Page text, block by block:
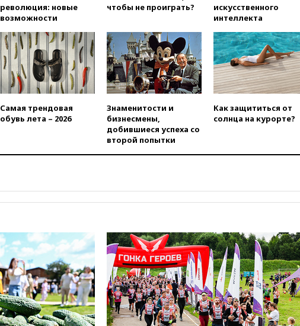
доходы российского бюджета
вчера, 22:15 Аксаков: ЦБ
согласовал первый стандарт
исламского банкинга
вчера, 21:43Организаторы
«Интервидения»
подтвердили, что конкурс
пройдет в Саудовской Аравии
вчера, 21:35 Машков: в РФ
подготовили концепцию
развития театрального
театральных деятелей
вчера, 20:47Newsweek:
«взрывная» диарея охватила
47 из 50 штатов США
вчера, 20:35ПВО за 12 часов
сбила 200 украинских
беспилотников
революция: новые
возможности
чтобы не проиграть?
искусственного
интеллекта
Самая трендовая
обувь лета – 2026
Знаменитости и
бизнесмены,
добившиеся успеха со
второй попытки
Как защититься от
солнца на курорте?